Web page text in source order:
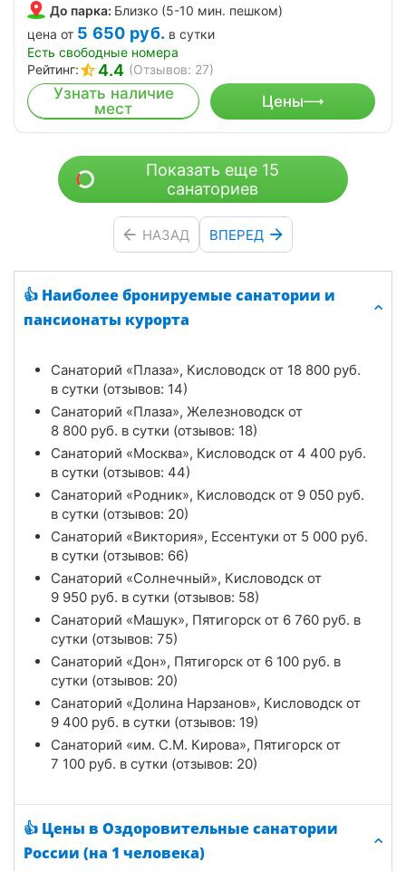
👍 Наиболее бронируемые санатории и
пансионаты курорта
Санаторий «Плаза», Кисловодск от 18 800 руб.
в сутки (отзывов: 14)
Санаторий «Плаза», Железноводск от
8 800 руб. в сутки (отзывов: 18)
Санаторий «Москва», Кисловодск от 4 400 руб.
в сутки (отзывов: 44)
Санаторий «Родник», Кисловодск от 9 050 руб.
в сутки (отзывов: 20)
Санаторий «Виктория», Ессентуки от 5 000 руб.
в сутки (отзывов: 66)
Санаторий «Солнечный», Кисловодск от
9 950 руб. в сутки (отзывов: 58)
Санаторий «Машук», Пятигорск от 6 760 руб. в
сутки (отзывов: 75)
Санаторий «Дон», Пятигорск от 6 100 руб. в
сутки (отзывов: 20)
Санаторий «Долина Нарзанов», Кисловодск от
9 400 руб. в сутки (отзывов: 19)
Санаторий «им. С.М. Кирова», Пятигорск от
7 100 руб. в сутки (отзывов: 20)
👍 Цены в Оздоровительные санатории
России (на 1 человека)
До парка: Близко (5-10 мин. пешком)
цена от 5 650 руб. в сутки
Есть свободные номера
Рейтинг:
4.4 (Отзывов: 27)
Узнать наличие
мест
Цены
Показать еще 15
санаториев
НАЗАД ВПЕРЕД